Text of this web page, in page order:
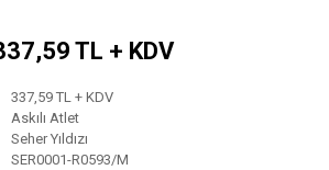
TL + KDV
337,59 TL + KDV
Askılı Atlet
Seher Yıldızı
SER0001-R0593/M